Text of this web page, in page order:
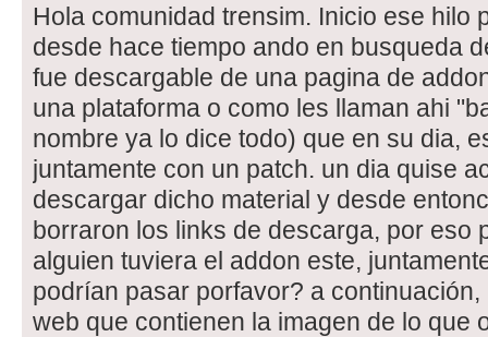
Hola comunidad trensim. Inicio ese hilo
desde hace tiempo ando en busqueda
fue descargable de una pagina de
una plataforma o como les llaman ahi
nombre ya lo dice todo) que en su dia,
juntamente con un patch. un dia quise
descargar dicho material y desde
borraron los links de descarga, por eso
alguien tuviera el addon este,
podrían pasar porfavor? a
web que contienen la imagen de lo que